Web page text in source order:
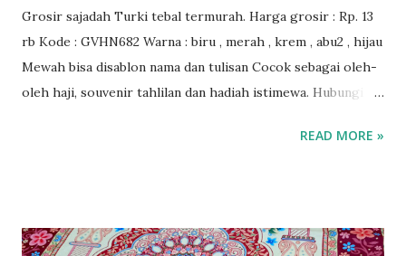
Grosir sajadah Turki tebal termurah. Harga grosir : Rp. 13
rb Kode : GVHN682 Warna : biru , merah , krem , abu2 , hijau
Mewah bisa disablon nama dan tulisan Cocok sebagai oleh-
oleh haji, souvenir tahlilan dan hadiah istimewa. Hubungi
READ MORE »